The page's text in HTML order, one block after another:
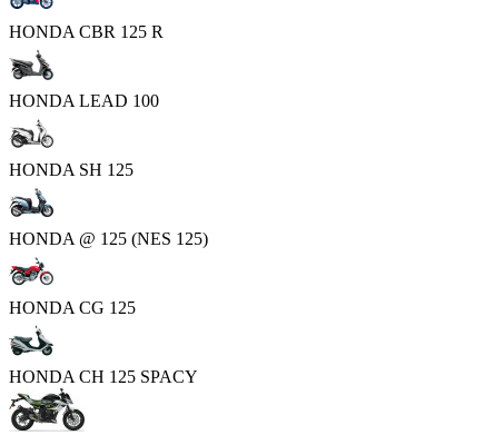
HONDA CBR 125 R
HONDA LEAD 100
HONDA SH 125
HONDA @ 125 (NES 125)
HONDA CG 125
HONDA CH 125 SPACY